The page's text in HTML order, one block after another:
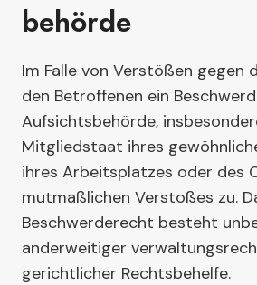
behörde
Im Falle von Verstößen gegen
den Betroffenen ein
Aufsichtsbehörde,
Mitgliedstaat ihres
ihres Arbeitsplatzes oder des
mutmaßlichen Verstoßes zu.
Beschwerderecht besteht
anderweitiger
gerichtlicher Rechtsbehelfe.